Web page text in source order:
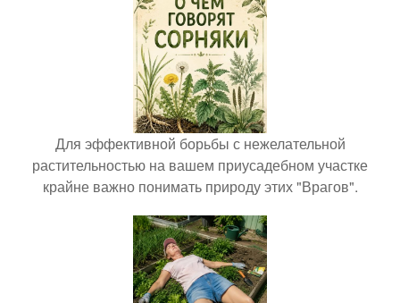
Для эффективной борьбы с нежелательной
растительностью на вашем приусадебном участке
крайне важно понимать природу этих "Врагов".